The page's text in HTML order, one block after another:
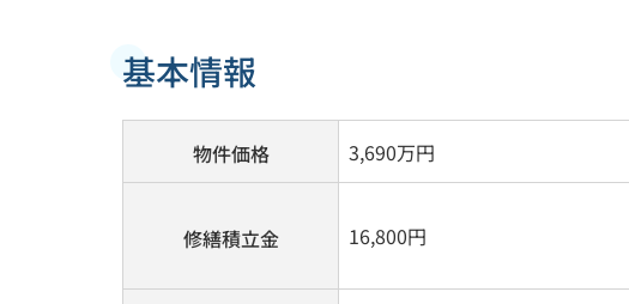
基本情報
物件価格 3,690万円
修繕積立金 16,800円